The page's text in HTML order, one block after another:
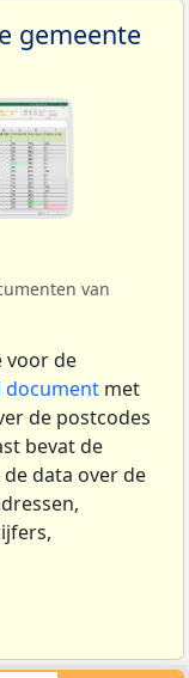
gemeente
van
voor de
document met
de postcodes
bevat de
data over de